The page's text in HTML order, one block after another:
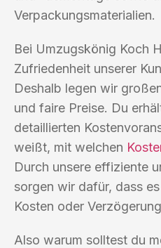
Verpackungsmaterialien.
Bei Umzugskönig Koch
Zufriedenheit unserer
Deshalb legen wir
und faire Preise. Du
detaillierten
weißt, mit welchen
Durch unsere effiziente
sorgen wir dafür, dass
Kosten oder
Also warum solltest du